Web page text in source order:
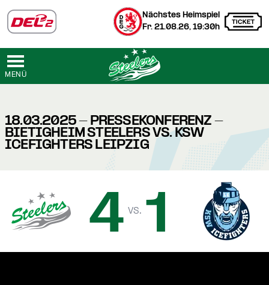
Nächstes Heimspiel
Fr. 21.08.26, 19:30h
MENÜ
18.03.2025 - PRESSEKONFERENZ -
BIETIGHEIM STEELERS VS. KSW
ICEFIGHTERS LEIPZIG
4 vs. 1